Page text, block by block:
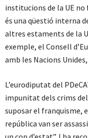
institucions de la UE no
és una qüestió interna
altres estaments de la
exemple, el Consell
amb les Nacions
L’eurodiputat del
impunitat dels crims
suposar el franquisme,
república van ser